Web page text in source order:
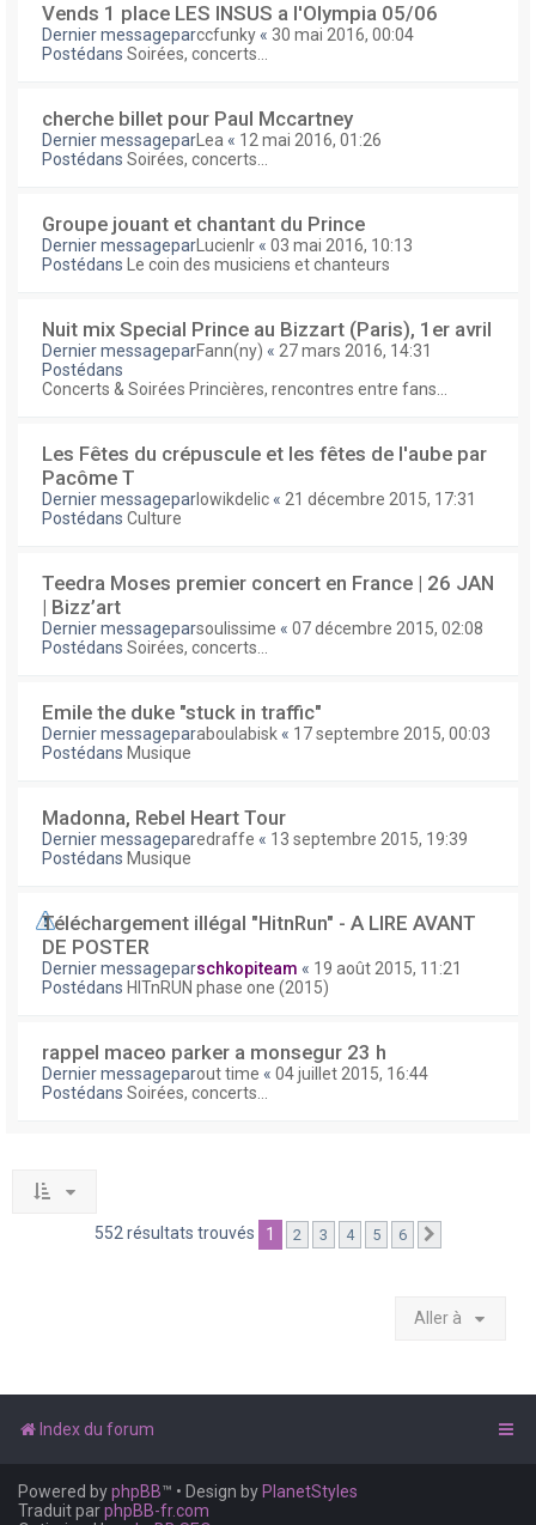
Vends 1 place LES INSUS a l'Olympia 05/06
Dernier messageparccfunky « 30 mai 2016, 00:04
Postédans Soirées, concerts...
cherche billet pour Paul Mccartney
Dernier messagepar Lea « 12 mai 2016, 01:26
Postédans Soirées, concerts...
Groupe jouant et chantant du Prince
Dernier messagepar Lucienlr « 03 mai 2016, 10:13
Postédans
Le coin des musiciens et chanteurs
Nuit mix Special Prince au Bizzart (Paris), 1er avril
Dernier messageparFann(ny) « 27 mars 2016, 14:31
Postédans
Concerts & Soirées Princières, rencontres entre fans...
Les Fêtes du crépuscule et les fêtes de l'aube par
Pacôme T
Dernier messageparlowikdelic « 21 décembre 2015, 17:31
Postédans Culture
Teedra Moses premier concert en France | 26 JAN
| Bizz’art
Dernier messageparsoulissime « 07 décembre 2015, 02:08
Postédans Soirées, concerts...
Emile the duke "stuck in traffic"
Dernier messageparaboulabisk « 17 septembre 2015, 00:03
Postédans Musique
Madonna, Rebel Heart Tour
Dernier messageparedraffe « 13 septembre 2015, 19:39
Postédans Musique
Téléchargement illégal "HitnRun" - A LIRE AVANT
DE POSTER
Dernier messageparschkopiteam « 19 août 2015, 11:21
Postédans HITnRUN phase one (2015)
rappel maceo parker a monsegur 23 h
Dernier messageparout time « 04 juillet 2015, 16:44
Postédans Soirées, concerts...
552 résultats trouvés 1 2 3 4 5 6
Aller à
Index du forum
Powered byphpBB™ • Design by PlanetStyles
Traduit parphpBB-fr.com